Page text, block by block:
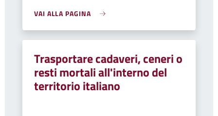
VAI ALLA PAGINA
Trasportare cadaveri, ceneri o
resti mortali all'interno del
territorio italiano